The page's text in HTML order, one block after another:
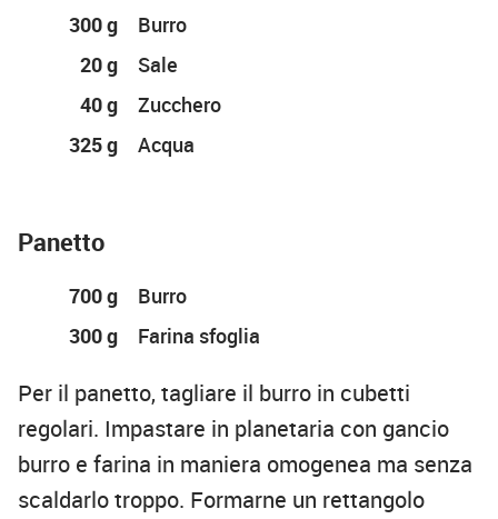
300 g
Burro
20 g
Sale
40 g
Zucchero
325 g
Acqua
Panetto
700 g
Burro
300 g
Farina sfoglia
Per il panetto, tagliare il burro in cubetti
regolari. Impastare in planetaria con gancio
burro e farina in maniera omogenea ma senza
scaldarlo troppo. Formarne un rettangolo